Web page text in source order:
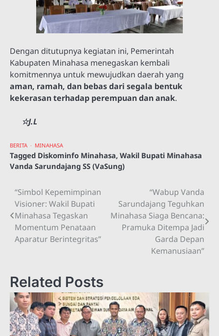
Dengan ditutupnya kegiatan ini, Pemerintah
Kabupaten Minahasa menegaskan kembali
komitmennya untuk mewujudkan daerah yang
aman, ramah, dan bebas dari segala bentuk
kekerasan terhadap perempuan dan anak.
☆J.L
BERITA MINAHASA
Tagged Diskominfo Minahasa, Wakil Bupati Minahasa
Vanda Sarundajang SS (VaSung)
Navigasi
pos
“Simbol Kepemimpinan
Visioner: Wakil Bupati
Minahasa Tegaskan
Momentum Penataan
Aparatur Berintegritas”
“Wabup Vanda
Sarundajang Teguhkan
Minahasa Siaga Bencana:
Pramuka Ditempa Jadi
Garda Depan
Kemanusiaan”
Related Posts